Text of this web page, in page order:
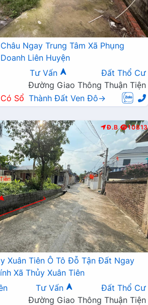
Ngay Trung Tâm Xã Phụng
Liên Huyện
Tư Vấn
Đất Thổ Cư
Đường Giao Thông Thuận Tiện
Sổ Thành Đất Ven Đô→
Đ.B 10813
Tô Đỗ Tận Đất Ngay
Xã Thủy Xuân Tiên
Tư Vấn
Đất Thổ Cư
Đường Giao Thông Thuận Tiện